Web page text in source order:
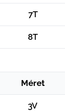
7T
8T
Méret
3V